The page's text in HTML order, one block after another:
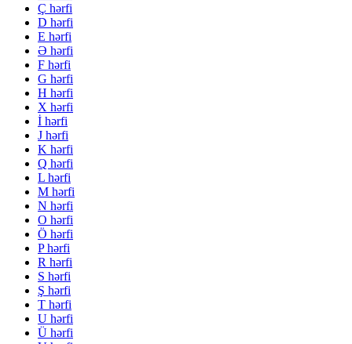
Ç hərfi
D hərfi
E hərfi
Ə hərfi
F hərfi
G hərfi
H hərfi
X hərfi
İ hərfi
J hərfi
K hərfi
Q hərfi
L hərfi
M hərfi
N hərfi
O hərfi
Ö hərfi
P hərfi
R hərfi
S hərfi
Ş hərfi
T hərfi
U hərfi
Ü hərfi